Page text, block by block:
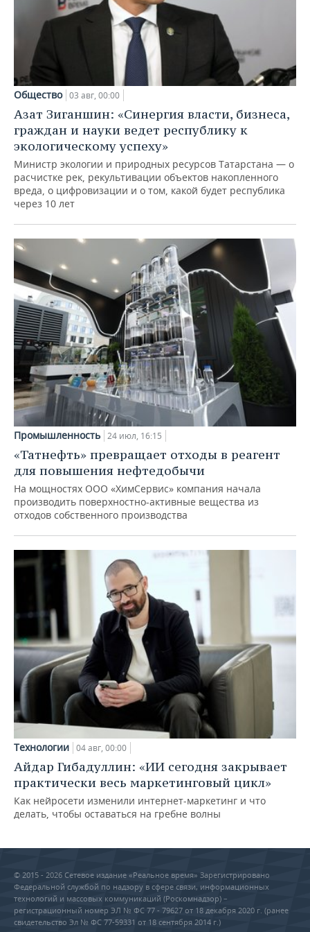
Общество 03 авг, 00:00
Азат Зиганшин: «Синергия власти, бизнеса,
граждан и науки ведет республику к
экологическому успеху»
Министр экологии и природных ресурсов Татарстана — о
расчистке рек, рекультивации объектов накопленного
вреда, о цифровизации и о том, какой будет республика
через 10 лет
Промышленность 24 июл, 16:15
«Татнефть» превращает отходы в реагент
для повышения нефтедобычи
На мощностях ООО «ХимСервис» компания начала
производить поверхностно-активные вещества из
отходов собственного производства
Технологии 04 авг, 00:00
Айдар Гибадуллин: «ИИ сегодня закрывает
практически весь маркетинговый цикл»
Как нейросети изменили интернет-маркетинг и что
делать, чтобы оставаться на гребне волны
© 2015 - 2026 Сетевое издание «Реальное время» Зарегистрировано
Федеральной службой по надзору в сфере связи, информационных
технологий и массовых коммуникаций (Роскомнадзор) –
регистрационный номер ЭЛ № ФС 77 - 79627 от 18 декабря 2020 г. (ранее
свидетельство Эл № ФС 77-59331 от 18 сентября 2014 г.)